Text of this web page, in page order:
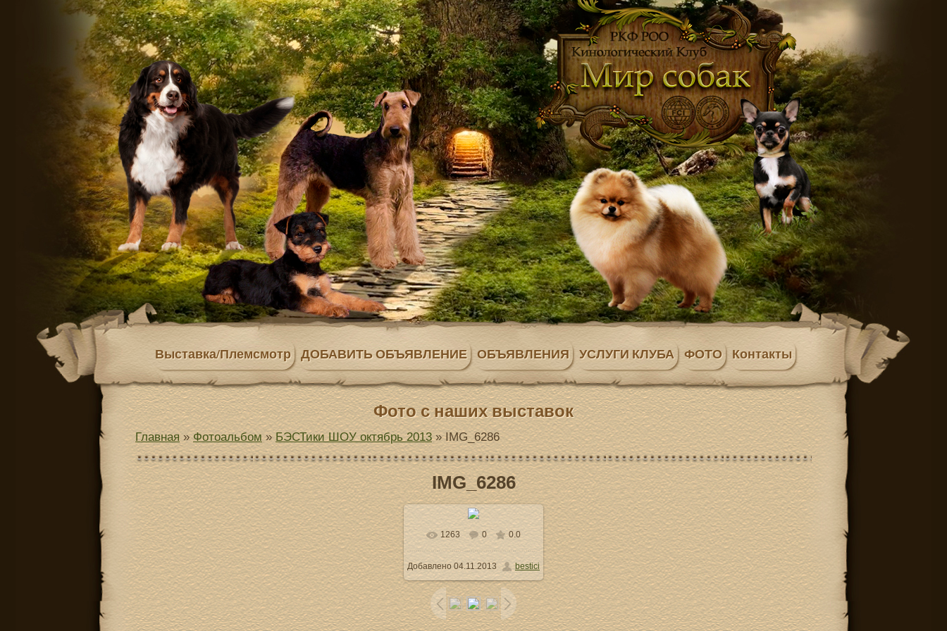
Выставка/Племсмотр ДОБАВИТЬ ОБЪЯВЛЕНИЕ ОБЪЯВЛЕНИЯ УСЛУГИ КЛУБА ФОТО Контакты
Фото с наших выставок
Главная »Фотоальбом» БЭСТики ШОУ октябрь 2013» IMG_6286
IMG_6286
В реальном размере
800x533/ 102.5Kb
1263 0 0.0
Добавлено 04.11.2013 bestici